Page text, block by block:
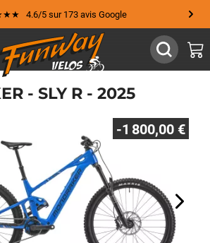
4.6/5 sur 173 avis Google
- SLY R - 2025
-1 800,00 €